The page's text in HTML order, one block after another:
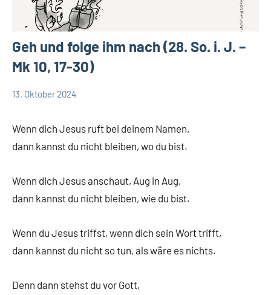
Geh und folge ihm nach (28. So. i. J. –
Mk 10, 17-30)
spirituelles
13. Oktober 2024
Wenn dich Jesus ruft bei deinem Namen,
dann kannst du nicht bleiben, wo du bist.
Wenn dich Jesus anschaut, Aug in Aug,
dann kannst du nicht bleiben, wie du bist.
Wenn du Jesus triffst, wenn dich sein Wort trifft,
dann kannst du nicht so tun, als wäre es nichts.
Denn dann stehst du vor Gott,